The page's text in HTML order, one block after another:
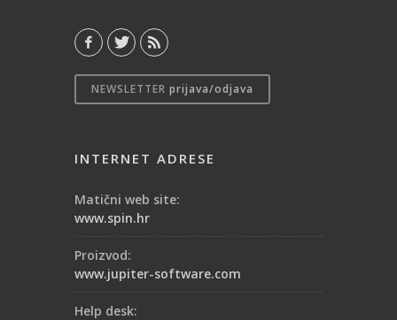
NEWSLETTER prijava/odjava
INTERNET ADRESE
Matični web site:
www.spin.hr
Proizvod:
www.jupiter-software.com
Help desk: